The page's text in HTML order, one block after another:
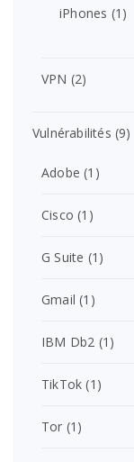
iPhones (1)
VPN (2)
Vulnérabilités (9)
Adobe (1)
Cisco (1)
G Suite (1)
Gmail (1)
IBM Db2 (1)
TikTok (1)
Tor (1)